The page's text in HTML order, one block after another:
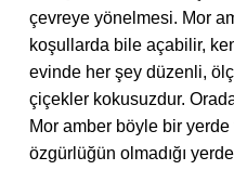
çevreye yönelmesi. Mor
koşullarda bile açabilir,
evinde her şey düzenli,
çiçekler kokusuzdur.
Mor amber böyle bir
özgürlüğün olmadığı